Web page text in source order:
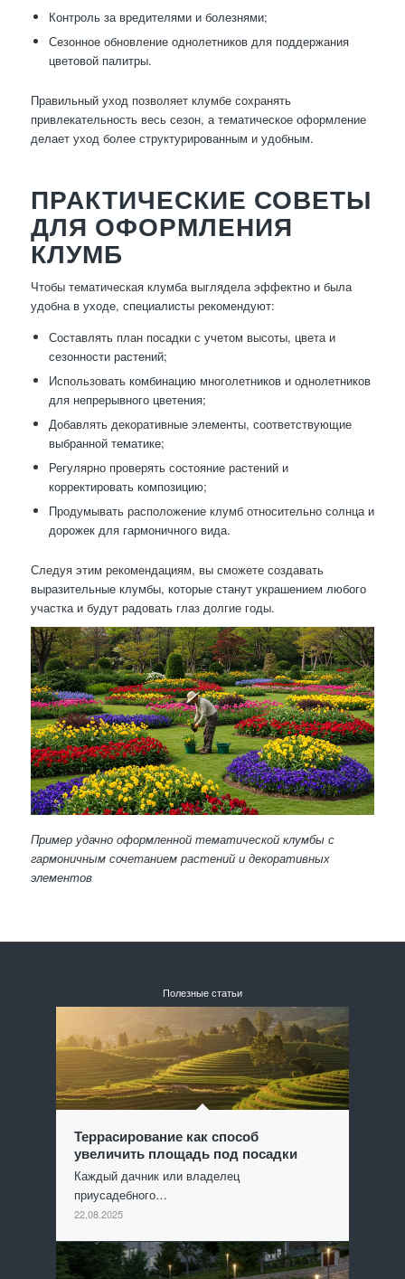
Контроль за вредителями и болезнями;
Сезонное обновление однолетников для поддержания
цветовой палитры.
Правильный уход позволяет клумбе сохранять
привлекательность весь сезон, а тематическое оформление
делает уход более структурированным и удобным.
ПРАКТИЧЕСКИЕ СОВЕТЫ
ДЛЯ ОФОРМЛЕНИЯ
КЛУМБ
Чтобы тематическая клумба выглядела эффектно и была
удобна в уходе, специалисты рекомендуют:
Составлять план посадки с учетом высоты, цвета и
сезонности растений;
Использовать комбинацию многолетников и однолетников
для непрерывного цветения;
Добавлять декоративные элементы, соответствующие
выбранной тематике;
Регулярно проверять состояние растений и
корректировать композицию;
Продумывать расположение клумб относительно солнца и
дорожек для гармоничного вида.
Следуя этим рекомендациям, вы сможете создавать
выразительные клумбы, которые станут украшением любого
участка и будут радовать глаз долгие годы.
Пример удачно оформленной тематической клумбы с
гармоничным сочетанием растений и декоративных
элементов
Полезные статьи
Террасирование как способ
увеличить площадь под посадки
Каждый дачник или владелец
приусадебного…
22.08.2025